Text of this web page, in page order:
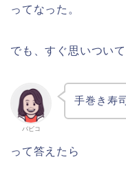
ってなった。
でも、すぐ思いついて
バビコ
手巻き寿
って答えたら